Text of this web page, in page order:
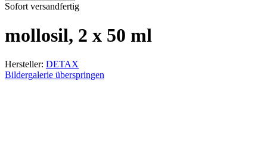
Sofort versandfertig
mollosil, 2 x 50 ml
Hersteller: DETAX
Bildergalerie überspringen